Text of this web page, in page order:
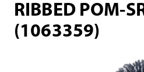
RIBBED POM-
(1063359)